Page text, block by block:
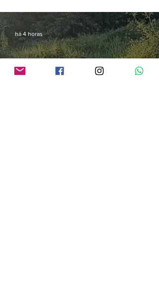
há 4 horas